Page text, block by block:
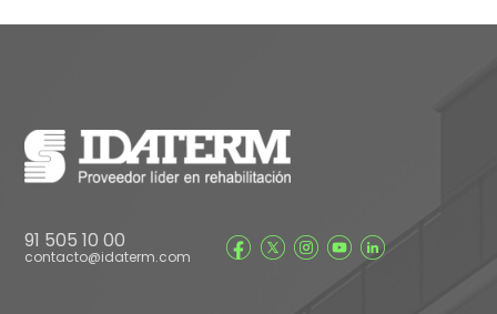
91 505 10 00
contacto@idaterm.com